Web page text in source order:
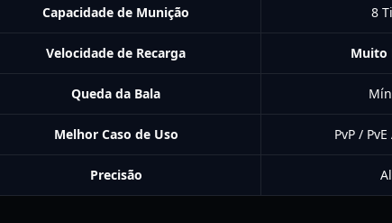
Capacidade de Munição 8
Velocidade de Recarga Muito
Queda da Bala
Melhor Caso de Uso PvP /
Precisão